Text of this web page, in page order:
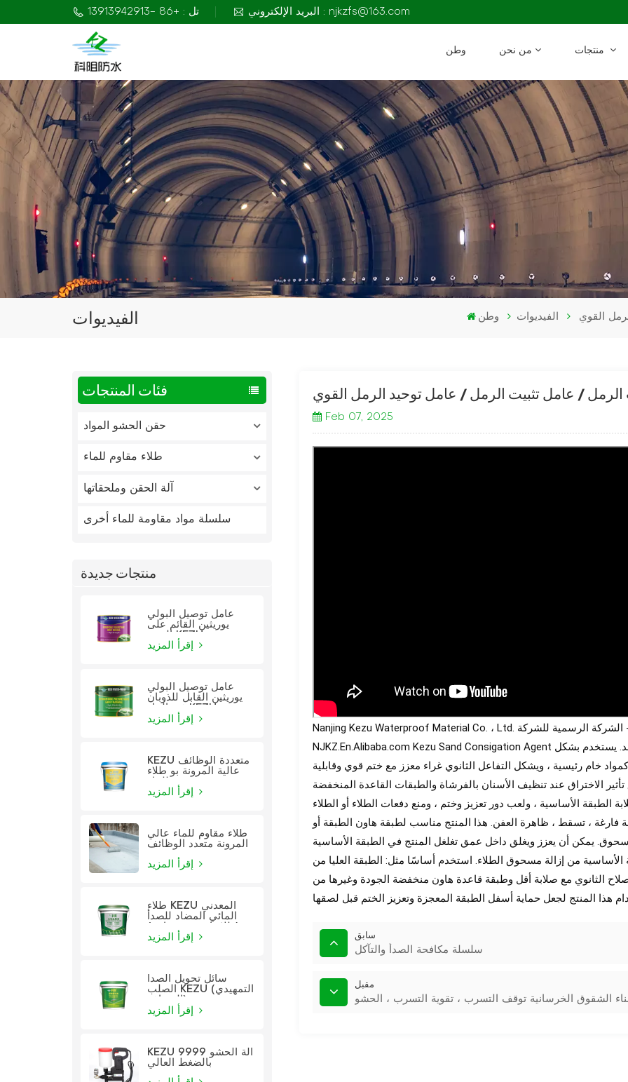
تل : +86 -13913942913 البريد الإلكتروني : njkzfs@163.com
وطن من نحن
الفيديوات وطن الفيديوات القوي
فئات المنتجات
حقن الحشو المواد
طلاء مقاوم للماء
آلة الحقن وملحقاتها
سلسلة مواد مقاومة للماء أخرى
منتجات جديدة
عامل توصيل البولي
يوريثين القائم على
عامل توصيل البولي
يوريثين القابل للذوبان
KEZU متعددة الوظائف
عالية المرونة بو طلاء
طلاء مقاوم للماء عالي
المرونة متعدد الوظائف
طلاء KEZU المعدني
المائي المضاد للصدأ
سائل تحويل الصدأ
الصلب KEZU (التمهيدي
KEZU 9999 آلة الحشو
بالضغط العالي
الرمل / عامل تثبيت الرمل / عامل توحيد الرمل القوي
Feb 07, 2025
Nanjing Kezu Waterproof Material Co. ، Ltd. الشركة الرسمية للشركة - NJKZFS.com Alibaba International Store -
NJKZ.En.Alibaba.com Kezu Sand Consigation Agent هو مستحلب على أساس مقطوع من قبل مركب واحد. يستخدم بشكل
خام رئيسية ، ويشكل التفاعل الثانوي غراء معزز مع ختم قوي وقابلية
الاختراق عند تنظيف الأسنان بالفرشاة والطبقات القاعدة المنخفضة
الطبقة الأساسية ، ولعب دور تعزيز وختم ، ومنع دفعات الطلاء أو الطلاء
فارغة ، تسقط ، ظاهرة العفن. هذا المنتج مناسب لطبقة هاون الطبقة أو
يمكن أن يعزز ويغلق داخل عمق تغلغل المنتج في الطبقة الأساسية
الأساسية من إزالة مسحوق الطلاء. استخدم أساسًا مثل: الطبقة العليا من
الثانوي مع صلابة أقل وطبقة قاعدة هاون منخفضة الجودة وغيرها من
هذا المنتج لجعل حماية أسفل الطبقة المعجزة وتعزيز الختم قبل لصقها
سابق
سلسلة مكافحة الصدأ والتآكل
مقبل
الشقوق الخرسانية توقف التسرب ، تقوية التسرب ، الحشو